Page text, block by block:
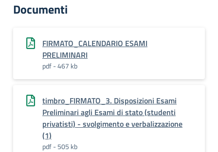
Documenti
FIRMATO_CALENDARIO ESAMI
PRELIMINARI
pdf - 467 kb
timbro_FIRMATO_3. Disposizioni Esami
Preliminari agli Esami di stato (studenti
privatisti) - svolgimento e verbalizzazione
(1)
pdf - 505 kb